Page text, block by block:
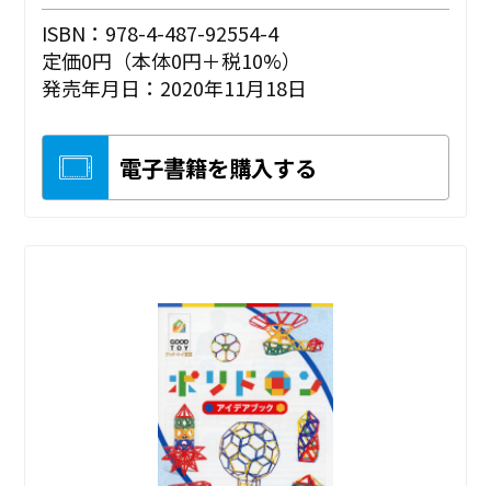
ISBN：978-4-487-92554-4
定価0円（本体0円＋税10%）
発売年月日：2020年11月18日
電子書籍を購入する